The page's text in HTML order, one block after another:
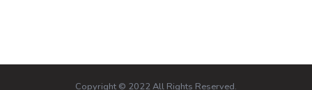
Copyright © 2022 All Rights Reserved.